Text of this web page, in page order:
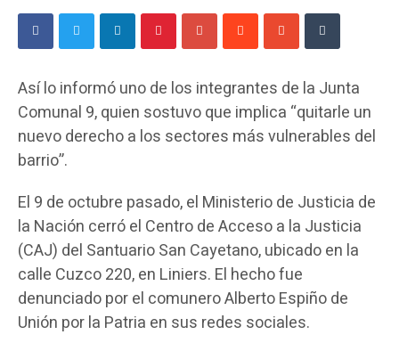
Así lo informó uno de los integrantes de la Junta
Comunal 9, quien sostuvo que implica “quitarle un
nuevo derecho a los sectores más vulnerables del
barrio”.
El 9 de octubre pasado, el Ministerio de Justicia de
la Nación cerró el Centro de Acceso a la Justicia
(CAJ) del Santuario San Cayetano, ubicado en la
calle Cuzco 220, en Liniers. El hecho fue
denunciado por el comunero Alberto Espiño de
Unión por la Patria en sus redes sociales.